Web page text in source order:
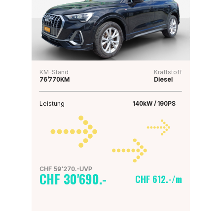
KM-Stand
76’770KM
Kraftstoff
Diesel
Leistung 140kW / 190PS
CHF 59'270.-UVP
CHF 30'690.- CHF 612.-/m